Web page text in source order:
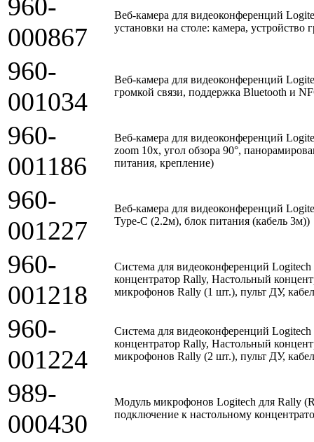
960-
000867
Веб-камера для видеоконференций
установки на столе: камера, устройство
960-
001034
Веб-камера для видеоконференций
громкой связи, поддержка Bluetooth и
960-
001186
Веб-камера для видеоконференций
zoom 10x, угол обзора 90°,
питания, крепление)
960-
001227
Веб-камера для видеоконференций
Type-C (2.2м), блок питания (кабель 3м))
960-
001218
Система для видеоконференций
концентратор Rally, Настольный
микрофонов Rally (1 шт.), пульт ДУ,
960-
001224
Система для видеоконференций
концентратор Rally, Настольный
микрофонов Rally (2 шт.), пульт ДУ,
989-
000430
Модуль микрофонов Logitech для Rally
подключение к настольному